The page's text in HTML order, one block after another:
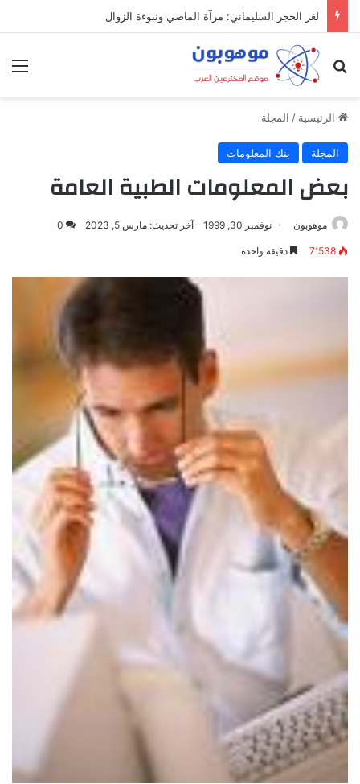
لغز الحجر السليماني: مرآة الماضي ونبوءة الزوال
بحث عن
الرئيسية / المجلة
المجلة بنك المعلومات
بعض المعلومات الطبية العامة
موهوبون نوفمبر 30, 1999 آخر تحديث: مارس 5, 2023 0
7٬538 دقيقة واحدة